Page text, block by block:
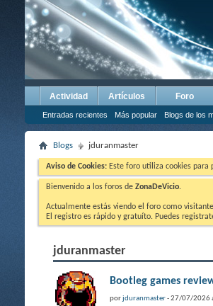
Actividad Artículos Foro
Entradas recientes Más popular Blogs de los
Blogs jduranmaster
Aviso de Cookies: Este foro utiliza cookies para
Bienvenido a los foros de ZonaDeVicio.
Actualmente estás viendo el foro como
El registro es rápido y gratuíto. Puedes
jduranmaster
Bootleg games
porjduranmaster- 27/07/2026